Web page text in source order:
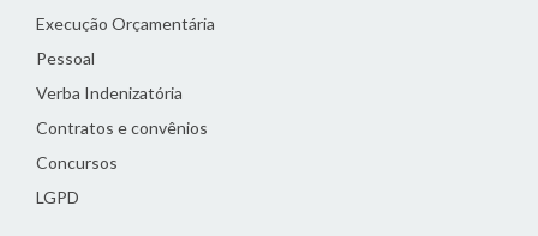
Execução Orçamentária
Pessoal
Verba Indenizatória
Contratos e convênios
Concursos
LGPD